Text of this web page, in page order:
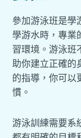
參加游泳班是學
學游水時，專業
習環境。游泳班
助你建立正確的
的指導，你可以
慣。
游泳訓練需要系